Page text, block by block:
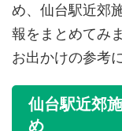
め、仙台駅近郊
報をまとめてみ
お出かけの参考
仙台駅近郊
め